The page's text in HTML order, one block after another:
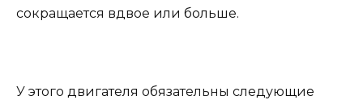
сокращается вдвое или больше.
У этого двигателя обязательны следующие